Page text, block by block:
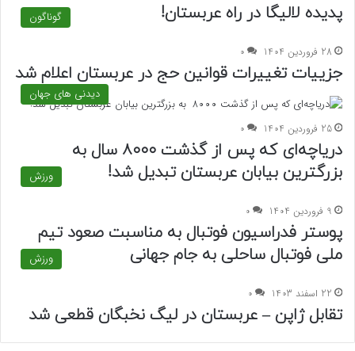
پدیده لالیگا در راه عربستان! گوناگون
28 فروردین 1404 0
جزییات تغییرات قوانین حج در عربستان اعلام شد
دیدنی های جهان
25 فروردین 1404 0
دریاچه‌ای که پس از گذشت ۸۰۰۰ سال به
بزرگترین بیابان‌ عربستان تبدیل شد!
ورزش
9 فروردین 1404 0
پوستر فدراسیون فوتبال به مناسبت صعود تیم
ملی فوتبال ساحلی به جام جهانی
ورزش
22 اسفند 1403 0
تقابل ژاپن – عربستان در لیگ نخبگان قطعی شد